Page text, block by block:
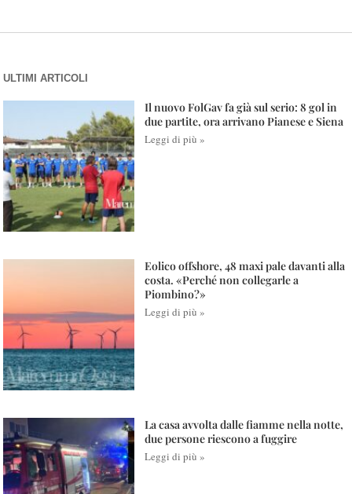
ULTIMI ARTICOLI
Il nuovo FolGav fa già sul serio: 8 gol in
due partite, ora arrivano Pianese e Siena
Leggi di più »
Eolico offshore, 48 maxi pale davanti alla
costa. «Perché non collegarle a
Piombino?»
Leggi di più »
La casa avvolta dalle fiamme nella notte,
due persone riescono a fuggire
Leggi di più »